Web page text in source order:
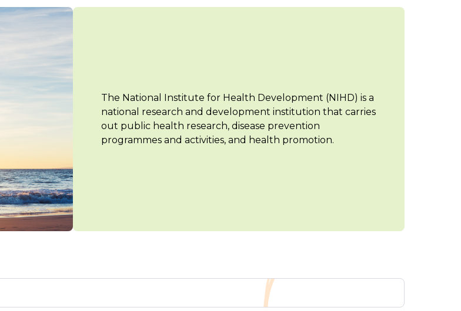
The National Institute for Health Development (NIHD) is a
national research and development institution that carries
out public health research, disease prevention
programmes and activities, and health promotion.